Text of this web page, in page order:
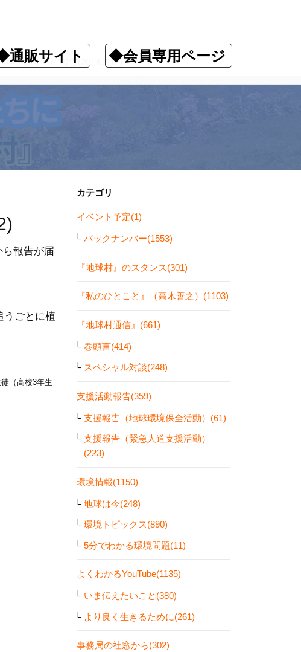
通販サイト ◆会員専用ページ
帯林からの報告(2014.2.12)
ら報告が届
うごとに植
（高校3年生
カテゴリ
イベント予定(1)
バックナンバー(1553)
『地球村』のスタンス(301)
『私のひとこと』（高木善之）(1103)
『地球村通信』(661)
巻頭言(414)
スペシャル対談(248)
支援活動報告(359)
支援報告（地球環境保全活動）(61)
支援報告（緊急人道支援活動）
(223)
環境情報(1150)
地球は今(248)
環境トピックス(890)
5分でわかる環境問題(11)
よくわかるYouTube(1135)
いま伝えたいこと(380)
より良く生きるために(261)
事務局の社窓から(302)